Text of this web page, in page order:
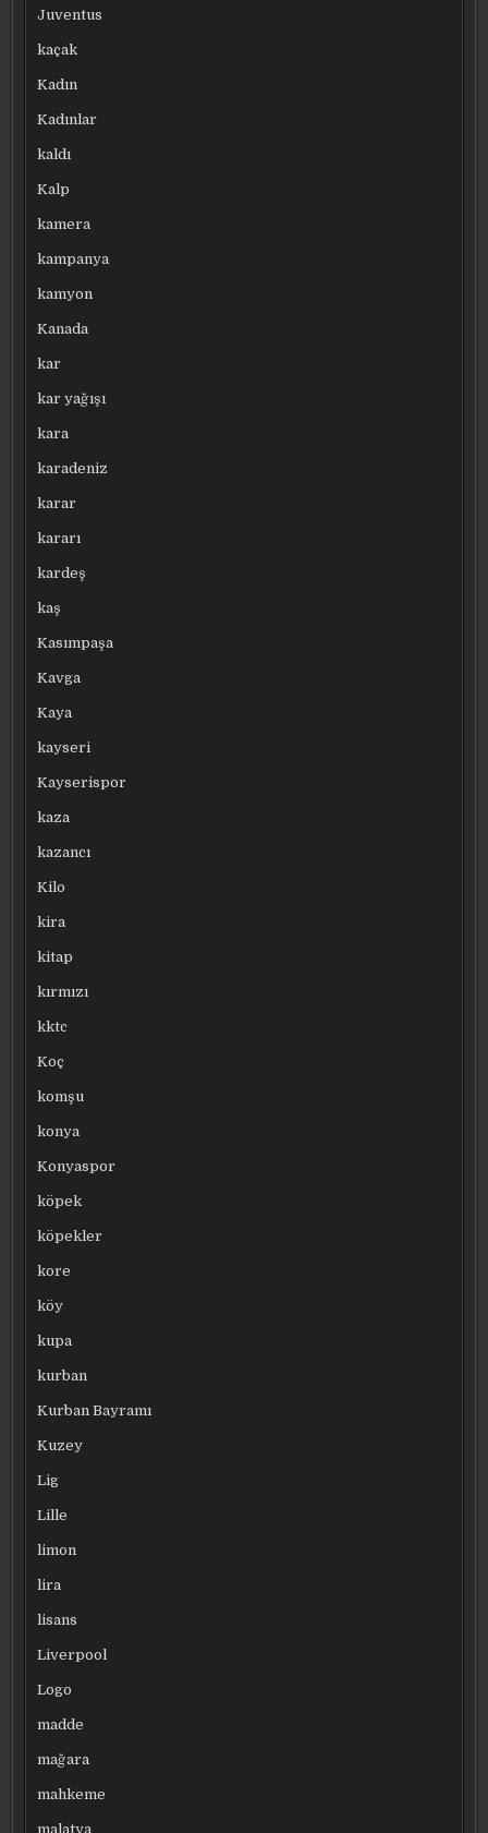
Juventus
kaçak
Kadın
Kadınlar
kaldı
Kalp
kamera
kampanya
kamyon
Kanada
kar
kar yağışı
kara
karadeniz
karar
kararı
kardeş
kaş
Kasımpaşa
Kavga
Kaya
kayseri
Kayserispor
kaza
kazancı
Kilo
kira
kitap
kırmızı
kktc
Koç
komşu
konya
Konyaspor
köpek
köpekler
kore
köy
kupa
kurban
Kurban Bayramı
Kuzey
Lig
Lille
limon
lira
lisans
Liverpool
Logo
madde
mağara
mahkeme
malatya